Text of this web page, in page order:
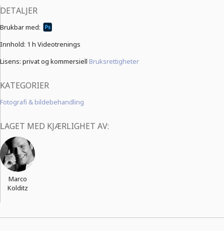
DETALJER
Brukbar med:
Innhold: 1 h Videotrenings
Lisens: privat og kommersiell Bruksrettigheter
KATEGORIER
Fotografi & bildebehandling
LAGET MED KJÆRLIGHET AV:
Marco
Kolditz